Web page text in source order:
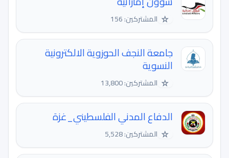
☆ المشتركين: 156
جامعة النجف الحوزوية الالكترونية
النسوية
☆ المشتركين: 13,800
الدفاع المدني الفلسطيني_غزة
☆ المشتركين: 5,528